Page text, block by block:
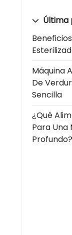
Última
Máquina
De
Sencilla
¿Qué
Para Una
Profundo?